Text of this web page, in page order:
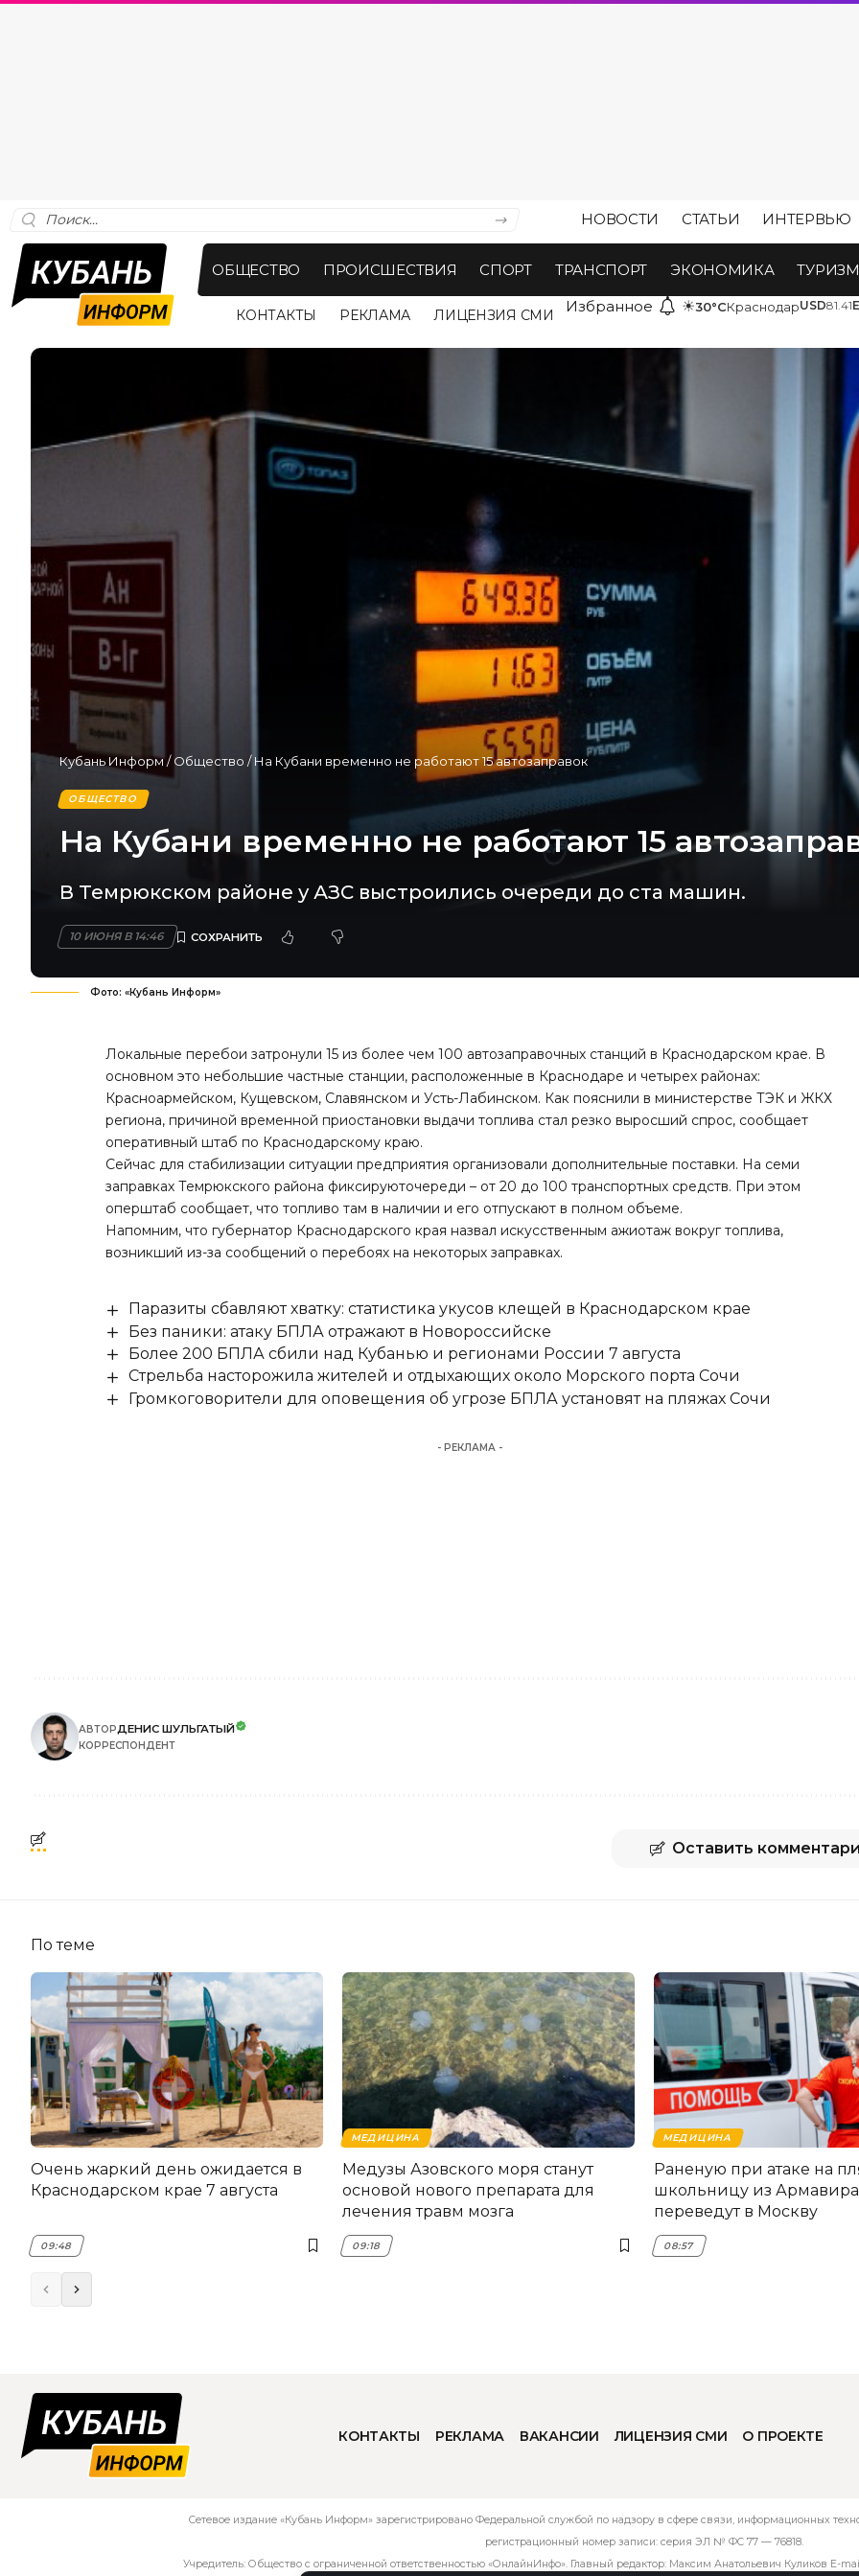
НОВОСТИ СТАТЬИ ИНТЕРВЬЮ
ОБЩЕСТВО ПРОИСШЕСТВИЯ СПОРТ ТРАНСПОРТ ЭКОНОМИКА ТУРИЗМ
КОНТАКТЫ РЕКЛАМА ЛИЦЕНЗИЯ СМИ Избранное ☀30°CКраснодарUSD81.41
Кубань Информ/Общество /На Кубани временно не работают 15 автозаправок
ОБЩЕСТВО
На Кубани временно не работают 15
В Темрюкском районе у АЗС выстроились очереди до ста машин.
10 ИЮНЯ В 14:46
Фото: «Кубань Информ»
Локальные перебои затронули 15 из более чем 100 автозаправочных станций в Краснодарском крае. В
основном это небольшие частные станции, расположенные в Краснодаре и четырех районах:
Красноармейском, Кущевском, Славянском и Усть-Лабинском. Как пояснили в министерстве ТЭК и ЖКХ
региона, причиной временной приостановки выдачи топлива стал резко выросший спрос, сообщает
оперативный штаб по Краснодарскому краю.
Сейчас для стабилизации ситуации предприятия организовали дополнительные поставки. На семи
заправках Темрюкского района фиксируюточереди – от 20 до 100 транспортных средств. При этом
оперштаб сообщает, что топливо там в наличии и его отпускают в полном объеме.
Напомним, что губернатор Краснодарского края назвал искусственным ажиотаж вокруг топлива,
возникший из-за сообщений о перебоях на некоторых заправках.
Паразиты сбавляют хватку: статистика укусов клещей в Краснодарском крае
Без паники: атаку БПЛА отражают в Новороссийске
Более 200 БПЛА сбили над Кубанью и регионами России 7 августа
Стрельба насторожила жителей и отдыхающих около Морского порта Сочи
Громкоговорители для оповещения об угрозе БПЛА установят на пляжах Сочи
- РЕКЛАМА -
АВТОРДЕНИС ШУЛЬГАТЫЙ
КОРРЕСПОНДЕНТ
Оставить
По теме
Очень жаркий день ожидается в
Краснодарском крае 7 августа
09:48
МЕДИЦИНА
Медузы Азовского моря станут
основой нового препарата для
лечения травм мозга
09:18
МЕДИЦИНА
Раненую при атаке на
школьницу из Армавира
переведут в Москву
08:57
КОНТАКТЫ РЕКЛАМА ВАКАНСИИ ЛИЦЕНЗИЯ СМИ О ПРОЕКТЕ
Сетевое издание «Кубань Информ» зарегистрировано Федеральной службой по надзору в сфере связи, информационных
регистрационный номер записи: серия ЭЛ № ФС 77 — 76818.
Учредитель: Общество с ограниченной ответственностью «ОнлайнИнфо». Главный редактор: Максим Анатольевич Куликов E-